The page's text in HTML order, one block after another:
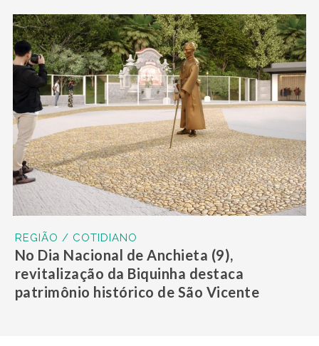
REGIÃO / COTIDIANO
No Dia Nacional de Anchieta (9),
revitalização da Biquinha destaca
patrimônio histórico de São Vicente